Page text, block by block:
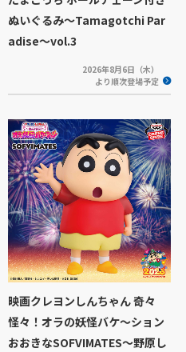
ぬいぐるみ～Tamagotchi Par
adise～vol.3
2026年8月6日（木）
より順次登場予定
映画クレヨンしんちゃん 奇々
怪々！オラの妖怪バケ～ション
おおきなSOFVIMATES～野原し